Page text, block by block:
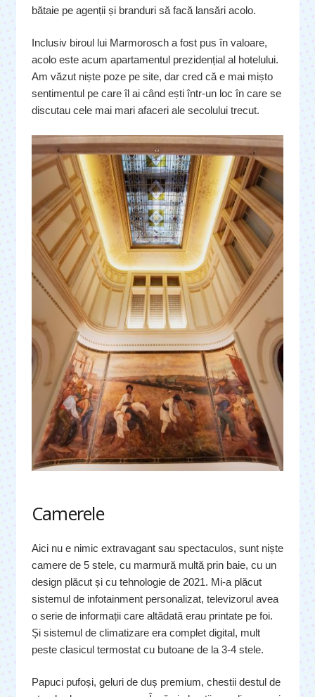
bătaie pe agenții și branduri să facă lansări acolo.
Inclusiv biroul lui Marmorosch a fost pus în valoare,
acolo este acum apartamentul prezidențial al hotelului.
Am văzut niște poze pe site, dar cred că e mai mișto
sentimentul pe care îl ai când ești într-un loc în care se
discutau cele mai mari afaceri ale secolului trecut.
Camerele
Aici nu e nimic extravagant sau spectaculos, sunt niște
camere de 5 stele, cu marmură multă prin baie, cu un
design plăcut și cu tehnologie de 2021. Mi-a plăcut
sistemul de infotainment personalizat, televizorul avea
o serie de informații care altădată erau printate pe foi.
Și sistemul de climatizare era complet digital, mult
peste clasicul termostat cu butoane de la 3-4 stele.
Papuci pufoși, geluri de duș premium, chestii destul de